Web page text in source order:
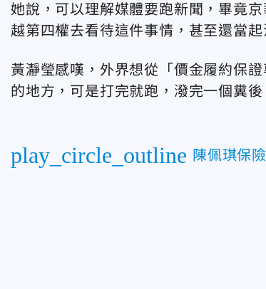
她說，可以理解媒體要跑新聞，畢竟
越第四權去看待這件事情，甚至還當起
黃瀞瑩感嘆，外界想從「價金履約保
的地方，可是打完就跑，潑完一個糞
play_circle_outline 陳佩琪保